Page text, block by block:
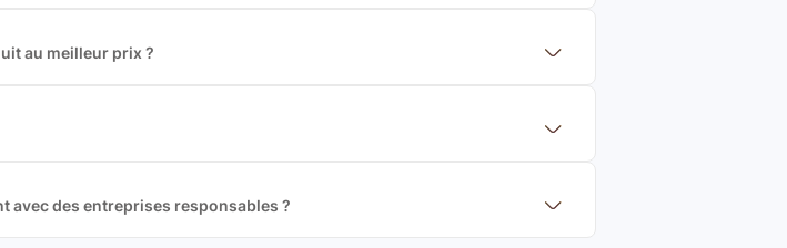
au meilleur prix ?
avec des entreprises responsables ?